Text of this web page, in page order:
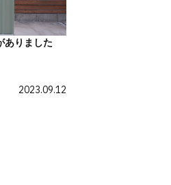
ありました
2023.09.12